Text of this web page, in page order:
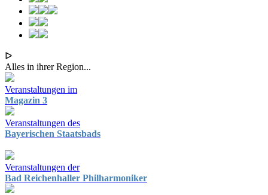
ᐅ
Alles in ihrer Region...
Veranstaltungen im
Magazin 3
Veranstaltungen des
Bayerischen Staatsbads
Veranstaltungen der
Bad Reichenhaller Philharmoniker